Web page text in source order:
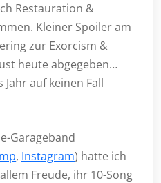
Restauration &
Kleiner Spoiler am
zur Exorcism &
heute abgegeben…
auf keinen Fall
Garageband
, Instagram) hatte ich
Freude, ihr 10-Song